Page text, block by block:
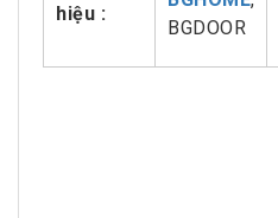
hiệu :
BGDOOR